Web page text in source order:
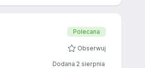
Polecana
Obserwuj
Dodana 2 sierpnia